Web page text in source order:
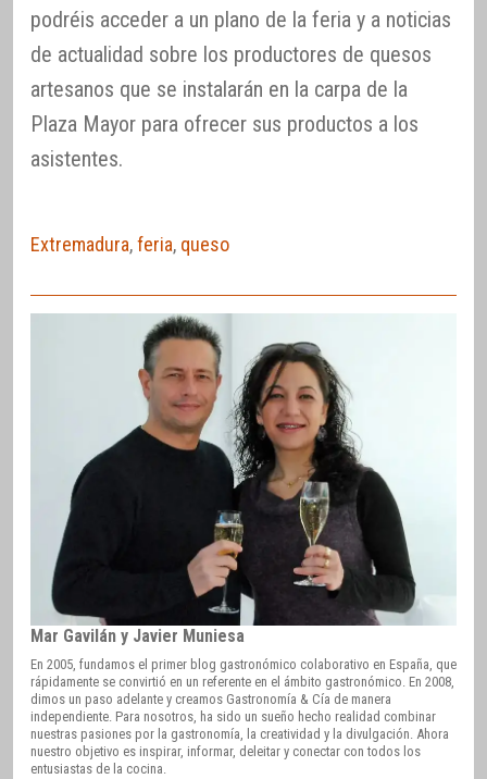
podréis acceder a un plano de la feria y a noticias
de actualidad sobre los productores de quesos
artesanos que se instalarán en la carpa de la
Plaza Mayor para ofrecer sus productos a los
asistentes.
Extremadura,feria, queso
Mar Gavilán y Javier Muniesa
En 2005, fundamos el primer blog gastronómico colaborativo en España, que
rápidamente se convirtió en un referente en el ámbito gastronómico. En 2008,
dimos un paso adelante y creamos Gastronomía & Cía de manera
independiente. Para nosotros, ha sido un sueño hecho realidad combinar
nuestras pasiones por la gastronomía, la creatividad y la divulgación. Ahora
nuestro objetivo es inspirar, informar, deleitar y conectar con todos los
entusiastas de la cocina.